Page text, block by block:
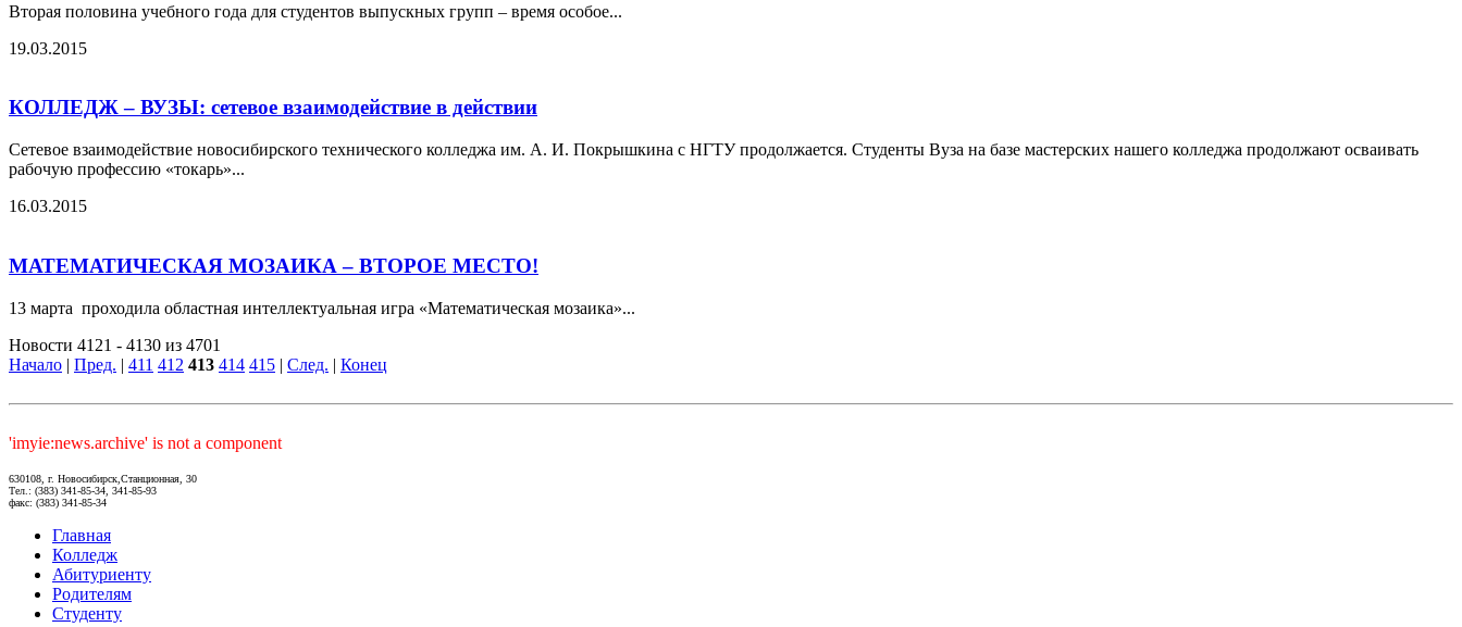
Вторая половина учебного года для студентов выпускных групп – время особое...
19.03.2015
КОЛЛЕДЖ – ВУЗЫ: сетевое взаимодействие в действии
Сетевое взаимодействие новосибирского технического колледжа им. А. И. Покрышкина с НГТУ продолжается. Студенты Вуза на базе мастерских нашего колледжа продолжают осваивать
рабочую профессию «токарь»...
16.03.2015
МАТЕМАТИЧЕСКАЯ МОЗАИКА – ВТОРОЕ МЕСТО!
13 марта проходила областная интеллектуальная игра «Математическая мозаика»...
Новости 4121 - 4130 из 4701
Начало | Пред. | 411 412 413 414 415 | След. | Конец
'imyie:news.archive' is not a component
630108, г. Новосибирск,Станционная, 30
Тел.: (383) 341-85-34, 341-85-93
факс: (383) 341-85-34
Главная
Колледж
Абитуриенту
Родителям
Студенту